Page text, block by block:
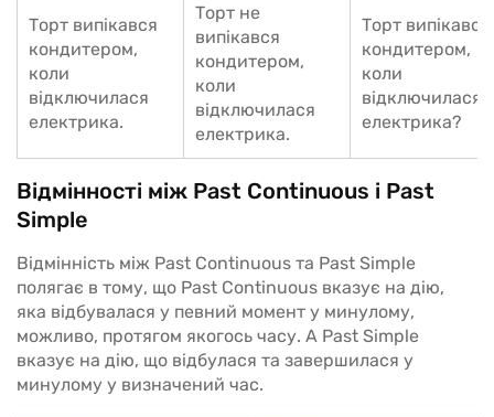
Торт випікався
кондитером,
коли
відключилася
електрика.
Торт не
випікався
кондитером,
коли
відключилася
електрика.
Торт випікався
кондитером,
коли
відключилася
електрика?
Відмінності між Past Continuous і Past
Simple
Відмінність між Past Continuous та Past Simple
полягає в тому, що Past Continuous вказує на дію,
яка відбувалася у певний момент у минулому,
можливо, протягом якогось часу. А Past Simple
вказує на дію, що відбулася та завершилася у
минулому у визначений час.